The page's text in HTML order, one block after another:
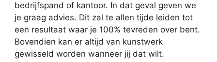
bedrijfspand of kantoor. In dat geval geven we
je graag advies. Dit zal te allen tijde leiden tot
een resultaat waar je 100% tevreden over bent.
Bovendien kan er altijd van kunstwerk
gewisseld worden wanneer jij dat wilt.